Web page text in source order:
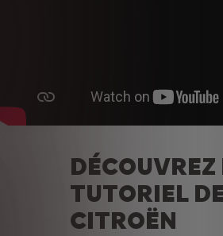
DÉCOUVREZ
TUTORIEL
CITROËN